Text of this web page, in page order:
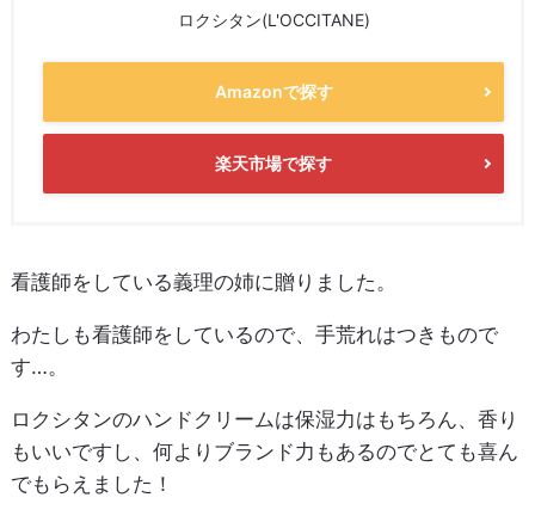
ロクシタン(L'OCCITANE)
Amazonで探す
楽天市場で探す
看護師をしている義理の姉に贈りました。
わたしも看護師をしているので、手荒れはつきもので
す…。
ロクシタンのハンドクリームは保湿力はもちろん、香り
もいいですし、何よりブランド力もあるのでとても喜ん
でもらえました！